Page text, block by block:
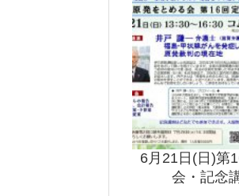
6月21日(日)第
会・記念